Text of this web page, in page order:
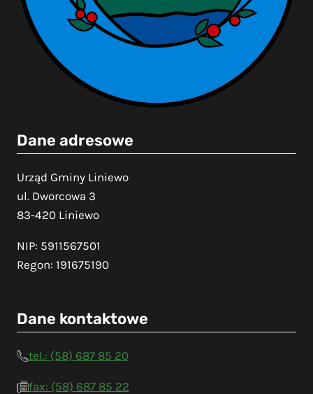
Dane adresowe
Urząd Gminy Liniewo
ul. Dworcowa 3
83-420 Liniewo
NIP: 5911567501
Regon: 191675190
Dane kontaktowe
tel.: (58) 687 85 20
fax: (58) 687 85 22